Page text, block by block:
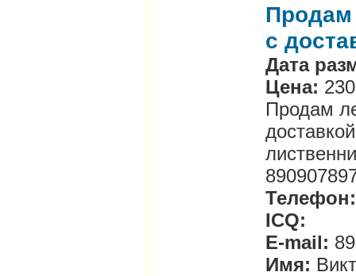
Продам
с
Дата
Цена:
Продам
ICQ:
E-mail:
Имя: